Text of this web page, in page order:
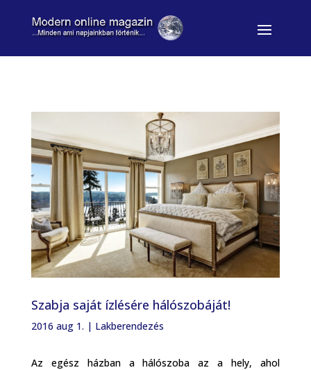
Szabja saját ízlésére hálószobáját!
2016 aug 1. | Lakberendezés
Az egész házban a hálószoba az a hely, ahol